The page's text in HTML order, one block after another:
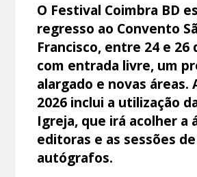
O Festival Coimbra BD
regresso ao Convento
Francisco, entre 24 e 26
com entrada livre, um
alargado e novas áreas.
2026 inclui a utilização
Igreja, que irá acolher a
editoras e as sessões de
autógrafos.